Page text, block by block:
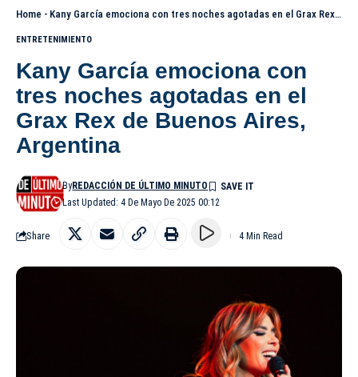
Home - Kany García emociona con tres noches agotadas en el Grax Rex de Buenos Aires, Argentina
ENTRETENIMIENTO
Kany García emociona con
tres noches agotadas en el
Grax Rex de Buenos Aires,
Argentina
Last Updated: 4 De Mayo De 2025 00:12
ByREDACCIÓN DE ÚLTIMO MINUTO
Share 4 Min Read